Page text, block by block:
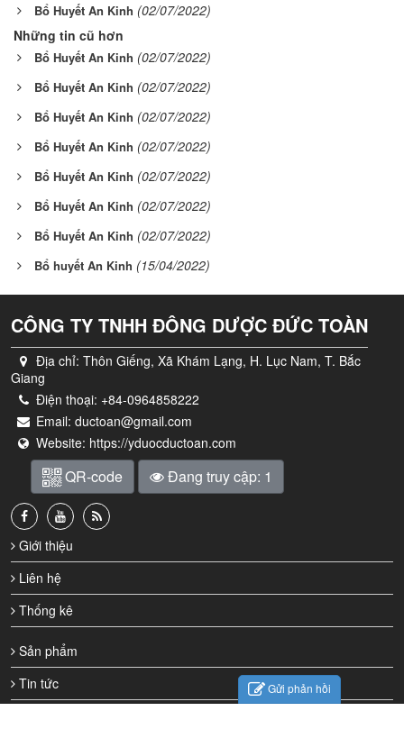
Bổ Huyết An Kinh (02/07/2022)
Những tin cũ hơn
Bổ Huyết An Kinh (02/07/2022)
Bổ Huyết An Kinh (02/07/2022)
Bổ Huyết An Kinh (02/07/2022)
Bổ Huyết An Kinh (02/07/2022)
Bổ Huyết An Kinh (02/07/2022)
Bổ Huyết An Kinh (02/07/2022)
Bổ Huyết An Kinh (02/07/2022)
Bổ huyết An Kinh (15/04/2022)
CÔNG TY TNHH ĐÔNG DƯỢC ĐỨC TOÀN
Địa chỉ: Thôn Giếng, Xã Khám Lạng, H. Lục Nam, T. Bắc
Giang
Điện thoại: +84-0964858222
Email: ductoan@gmail.com
Website: https://yduocductoan.com
QR-code Đang truy cập: 1
Giới thiệu
Liên hệ
Thống kê
Sản phẩm
Tin tức
Gửi phản hồi